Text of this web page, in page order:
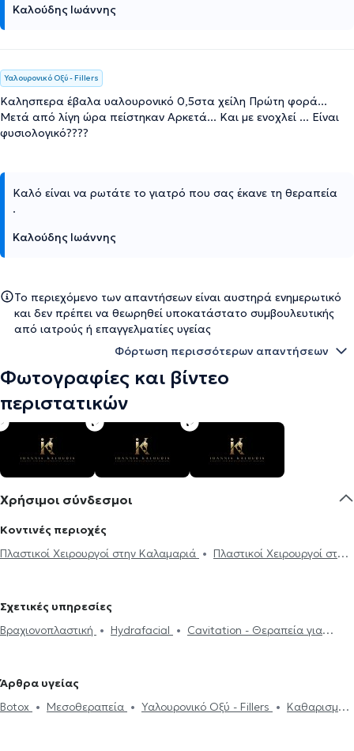
Καλούδης Ιωάννης
Υαλουρονικό Οξύ - Fillers
Καλησπερα έβαλα υαλουρονικό 0,5στα χείλη Πρώτη φορά...
Μετά από λίγη ώρα πείστηκαν Αρκετά... Και με ενοχλεί ... Είναι
φυσιολογικό????
Καλό είναι να ρωτάτε το γιατρό που σας έκανε τη θεραπεία
.
Καλούδης Ιωάννης
Το περιεχόμενο των απαντήσεων είναι αυστηρά ενημερωτικό
και δεν πρέπει να θεωρηθεί υποκατάστατο συμβουλευτικής
από ιατρούς ή επαγγελματίες υγείας
Φόρτωση περισσότερων απαντήσεων
Φωτογραφίες και βίντεο
περιστατικών
Χρήσιμοι σύνδεσμοι
Κοντινές περιοχές
Πλαστικοί Χειρουργοί στην Καλαμαριά
Πλαστικοί Χειρουργοί στο
Σχετικές υπηρεσίες
Βραχιονοπλαστική
Hydrafacial
Cavitation - Θεραπεία για
Οξύ - Fillers
Λιποαναρρόφηση
γλουτών
Νήματα Προσώπου (Lifting) Μεσοθεραπεία
Σπίλοι
Άρθρα υγείας
Botox
Μεσοθεραπεία Υαλουρονικό Οξύ - Fillers
Καθαρισμός